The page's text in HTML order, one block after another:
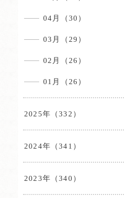
04月（30）
03月（29）
02月（26）
01月（26）
2025年（332）
2024年（341）
2023年（340）